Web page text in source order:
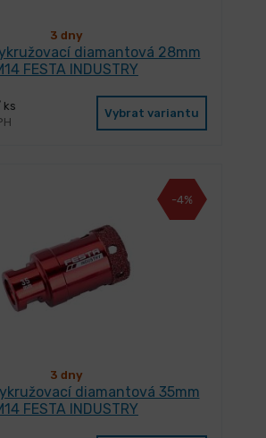
3 dny
diamantová 28mm
FESTA INDUSTRY
ks
Vybrat variantu
-4%
3 dny
diamantová 35mm
FESTA INDUSTRY